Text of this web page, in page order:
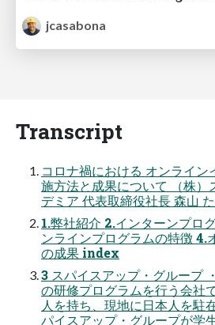
jcasabona
Transcript
コロナ禍における オンライン
施⽅法と成果について （株）
デミア 代表取締役社⻑ 森⼭
1.弊社紹介 2.インターンプロ
ンラインプログラムの特徴 4.
の成果 index
3 スパイスアップ・グループ
の研修プログラムを⾏う会社
⼈を持ち、現地に⽇本⼈を駐
パイスアップ・グループが学